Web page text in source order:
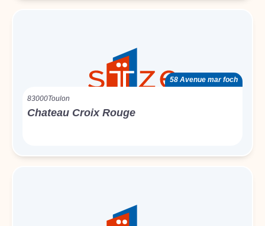
58 Avenue mar foch
83000Toulon
Chateau Croix Rouge